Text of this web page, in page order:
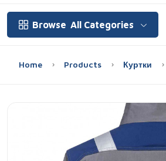
Browse All Categories
Home Products Куртки